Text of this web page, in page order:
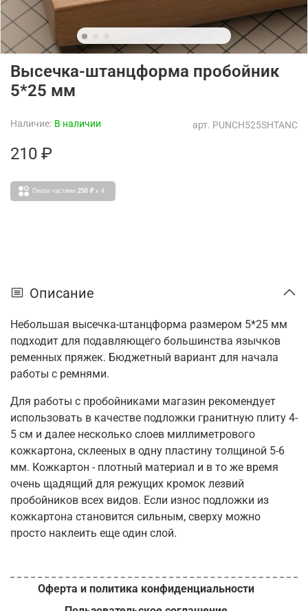
арт. PUNCH525SHTANC
Наличие: В наличии
Высечка-штанцформа пробойник
5*25 мм
210 ₽
Плати частями 250 ₽ x 4
Описание
Небольшая высечка-штанцформа размером 5*25 мм
подходит для подавляющего большинства язычков
ременных пряжек. Бюджетный вариант для начала
работы с ремнями.
Для работы с пробойниками магазин рекомендует
использовать в качестве подложки гранитную плиту 4-
5 см и далее несколько слоев миллиметрового
кожкартона, склееных в одну пластину толщиной 5-6
мм. Кожкартон - плотный материал и в то же время
очень щадящий для режущих кромок лезвий
пробойников всех видов. Если износ подложки из
кожкартона становится сильным, сверху можно
просто наклеить еще один слой.
Оферта и политика конфиденциальности